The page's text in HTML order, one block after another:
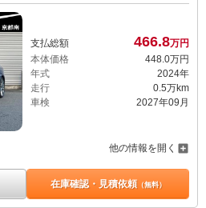
支払総額 466.8万円
本体価格
448.0万円
年式
2024年
走行
0.5万km
車検
2027年09月
他の情報を開く
在庫確認・見積依頼（無料）